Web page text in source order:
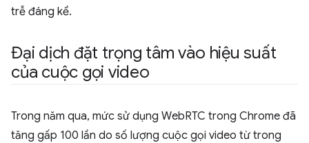
trễ đáng kể.
Đại dịch đặt trọng tâm vào hiệu suất
của cuộc gọi video
Trong năm qua, mức sử dụng WebRTC trong Chrome đã
tăng gấp 100 lần do số lượng cuộc gọi video từ trong